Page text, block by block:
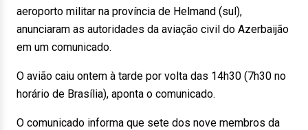
aeroporto militar na província de Helmand (sul),
anunciaram as autoridades da aviação civil do Azerbaijão
em um comunicado.
O avião caiu ontem à tarde por volta das 14h30 (7h30 no
horário de Brasília), aponta o comunicado.
O comunicado informa que sete dos nove membros da